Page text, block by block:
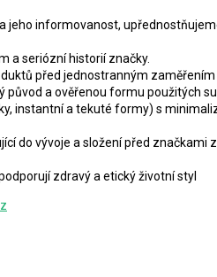
jeho informovanost,
a seriózní historií značky.
před jednostranným zaměřením
a ověřenou formu použitých
instantní a tekuté formy) s
do vývoje a složení před značkami
zdravý a etický životní styl